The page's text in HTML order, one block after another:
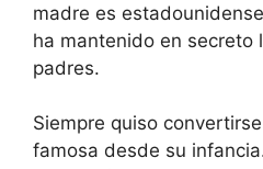
madre es
ha mantenido en secreto
padres.
Siempre quiso
famosa desde su